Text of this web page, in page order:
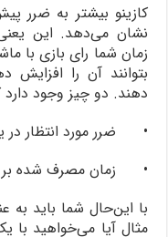
کازینو بیشتر به ضرر
نشان می‌دهد. این یعنی
زمان شما رای بازی با
بتوانند آن را افزایش
دهند. دو چیز وجود دارد
• ضرر مورد انتظار
• زمان مصرف شده بر
با این‌حال شما باید به
مثال آیا می‌خواهید با